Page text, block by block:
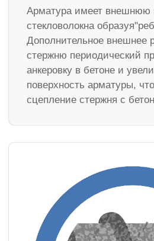
Арматура имеет внешнюю
стекловолокна
Дополнительное внешнее
стержню периодический
анкеровку в бетоне и
поверхность арматуры,
сцепление стержня с